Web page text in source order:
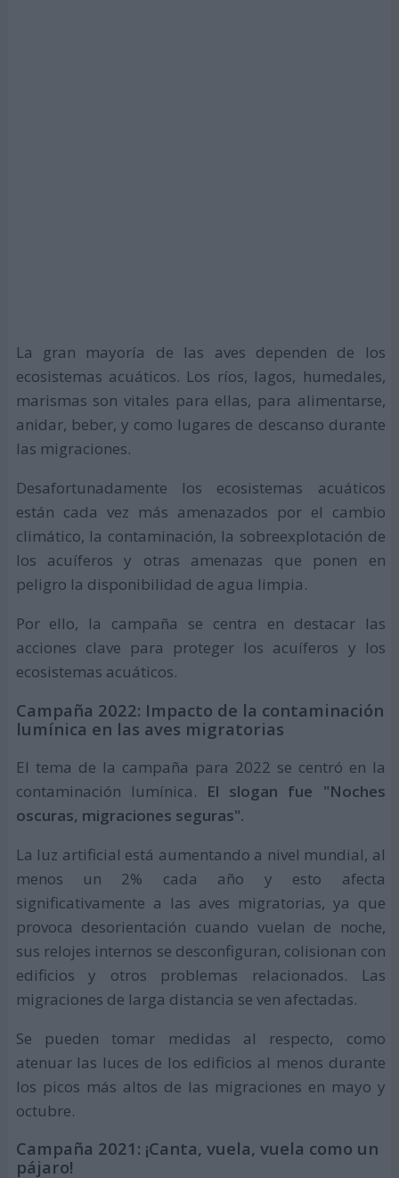
La gran mayoría de las aves dependen de los
ecosistemas acuáticos. Los ríos, lagos, humedales,
marismas son vitales para ellas, para alimentarse,
anidar, beber, y como lugares de descanso durante
las migraciones.
Desafortunadamente los ecosistemas acuáticos
están cada vez más amenazados por el cambio
climático, la contaminación, la sobreexplotación de
los acuíferos y otras amenazas que ponen en
peligro la disponibilidad de agua limpia.
Por ello, la campaña se centra en destacar las
acciones clave para proteger los acuíferos y los
ecosistemas acuáticos.
Campaña 2022: Impacto de la contaminación
lumínica en las aves migratorias
El tema de la campaña para 2022 se centró en la
contaminación lumínica. El slogan fue "Noches
oscuras, migraciones seguras".
La luz artificial está aumentando a nivel mundial, al
menos un 2% cada año y esto afecta
significativamente a las aves migratorias, ya que
provoca desorientación cuando vuelan de noche,
sus relojes internos se desconfiguran, colisionan con
edificios y otros problemas relacionados. Las
migraciones de larga distancia se ven afectadas.
Se pueden tomar medidas al respecto, como
atenuar las luces de los edificios al menos durante
los picos más altos de las migraciones en mayo y
octubre.
Campaña 2021: ¡Canta, vuela, vuela como un
pájaro!